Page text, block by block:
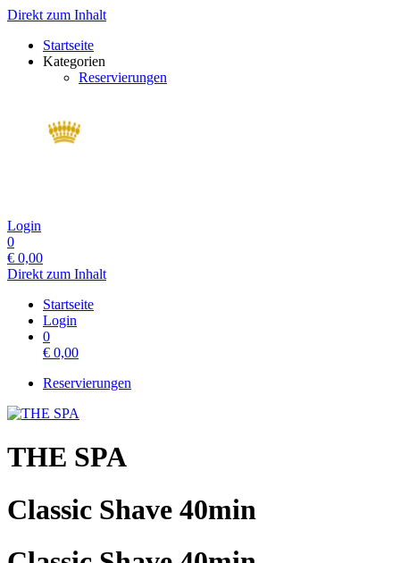
Direkt zum Inhalt
Startseite
Kategorien
Reservierungen
Login
0
€ 0,00
Direkt zum Inhalt
Startseite
Login
0
€ 0,00
Reservierungen
THE SPA
Classic Shave 40min